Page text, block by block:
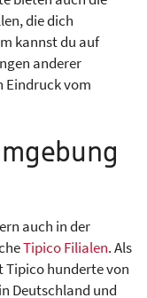
die dich
kannst du auf
anderer
Eindruck vom
auch in der
Tipico Filialen. Als
Tipico hunderte von
Deutschland und